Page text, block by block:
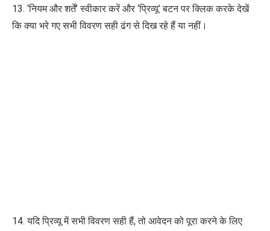
13. ‘नियम और शर्तें’ स्वीकार करें और ‘प्रिव्यू’ बटन पर क्लिक करके देखें
कि क्या भरे गए सभी विवरण सही ढंग से दिख रहे हैं या नहीं।
14. यदि प्रिव्यू में सभी विवरण सही हैं, तो आवेदन को पूरा करने के लिए